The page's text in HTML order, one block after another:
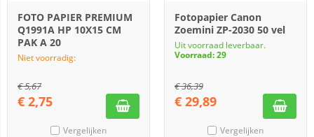
FOTO PAPIER PREMIUM
Q1991A HP 10X15 CM
PAK A 20
Niet voorradig:
€5,67
€ 2,75
Vergelijken
Fotopapier Canon
Zoemini ZP-2030 50 vel
Uit voorraad leverbaar.
Voorraad: 29
€36,39
€ 29,89
Vergelijken